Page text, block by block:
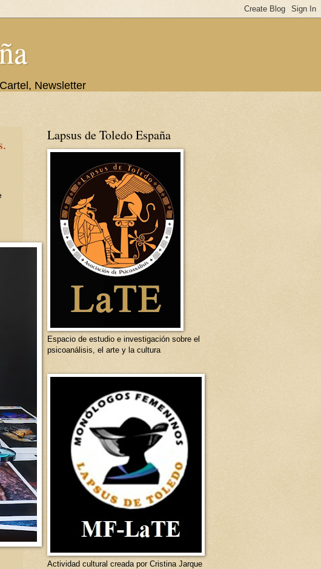
Newsletter
Lapsus de Toledo España
Espacio de estudio e investigación sobre el
psicoanálisis, el arte y la cultura
Actividad cultural creada por Cristina Jarque